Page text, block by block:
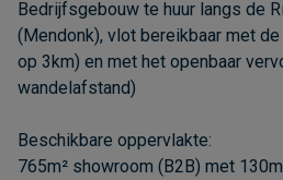
Bedrijfsgebouw te huur langs de
(Mendonk), vlot bereikbaar met
op 3km) en met het openbaar
wandelafstand)
Beschikbare oppervlakte:
765m² showroom (B2B) met